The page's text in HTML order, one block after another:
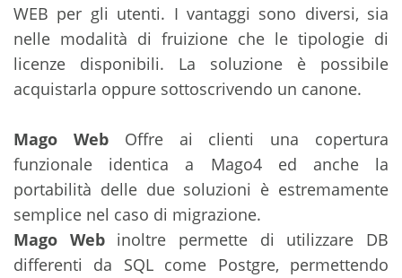
WEB per gli utenti. I vantaggi sono diversi, sia
nelle modalità di fruizione che le tipologie di
licenze disponibili. La soluzione è possibile
acquistarla oppure sottoscrivendo un canone.
Mago WebOffre ai clienti una copertura
funzionale identica a Mago4 ed anche la
portabilità delle due soluzioni è estremamente
semplice nel caso di migrazione.
Mago Webinoltre permette di utilizzare DB
differenti da SQL come Postgre, permettendo